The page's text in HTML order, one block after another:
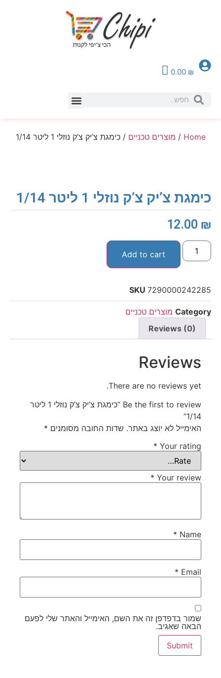
0.00 ₪
Home
/ מוצרים טכניים / כימגת צ’יק צ’ק נוזלי 1 ליטר 1/14
כימגת צ’יק צ’ק נוזלי 1 ליטר 1/14
12.00 ₪
Add to cart
SKU 7290000242285
Category מוצרים טכניים
Reviews (0)
Reviews
There are no reviews yet.
Be the first to review “כימגת צ’יק צ’ק נוזלי 1 ליטר
1/14”
האימייל לא יוצג באתר. שדות החובה מסומנים *
Your rating
*
Your review
*
Name
*
Email
*
שמור בדפדפן זה את השם, האימייל והאתר שלי לפעם
הבאה שאגיב.